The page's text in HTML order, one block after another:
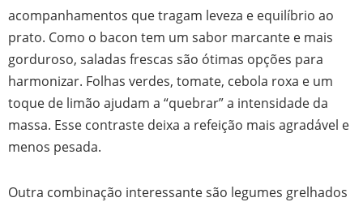
acompanhamentos que tragam leveza e equilíbrio ao
prato. Como o bacon tem um sabor marcante e mais
gorduroso, saladas frescas são ótimas opções para
harmonizar. Folhas verdes, tomate, cebola roxa e um
toque de limão ajudam a “quebrar” a intensidade da
massa. Esse contraste deixa a refeição mais agradável e
menos pesada.
Outra combinação interessante são legumes grelhados